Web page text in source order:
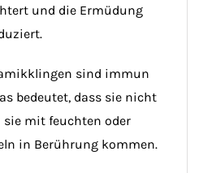
und die Ermüdung
sind immun
bedeutet, dass sie nicht
sie mit feuchten oder
in Berührung kommen.